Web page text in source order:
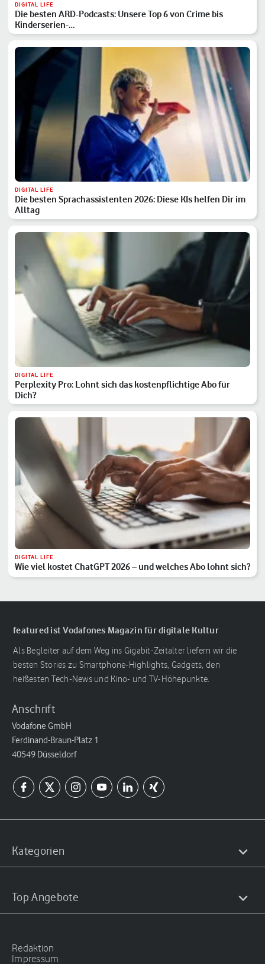
DIGITAL LIFE
Die besten ARD-Podcasts: Unsere Top 6 von Crime bis
Kinderserien-…
DIGITAL LIFE
Die besten Sprachassistenten 2026: Diese KIs helfen Dir im
Alltag
DIGITAL LIFE
Perplexity Pro: Lohnt sich das kostenpflichtige Abo für
Dich?
DIGITAL LIFE
Wie viel kostet ChatGPT 2026 – und welches Abo lohnt sich?
featured ist Vodafones Magazin für digitale Kultur
Als Begleiter auf dem Weg ins Gigabit-Zeitalter liefern wir die
besten Stories zu Smartphone-Highlights, Gadgets, den
heißesten Tech-News und Kino- und TV-Höhepunkte.
Anschrift
Vodafone GmbH
Ferdinand-Braun-Platz 1
40549 Düsseldorf
Kategorien
Top Angebote
Redaktion
Impressum